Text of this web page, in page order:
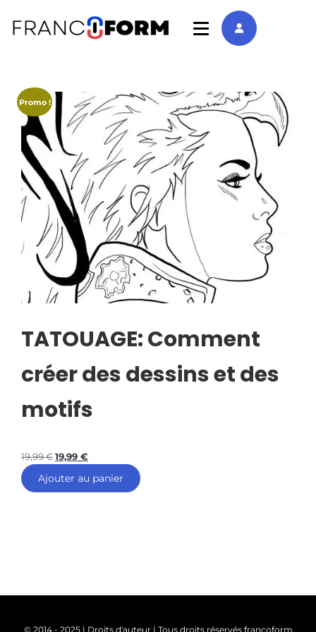
Promo !
TATOUAGE: Comment
créer des dessins et des
motifs
19,99€19,99 €
Ajouter au panier
© 2014 - 2025 | Droits d'auteur | Tous droits réservés francoform